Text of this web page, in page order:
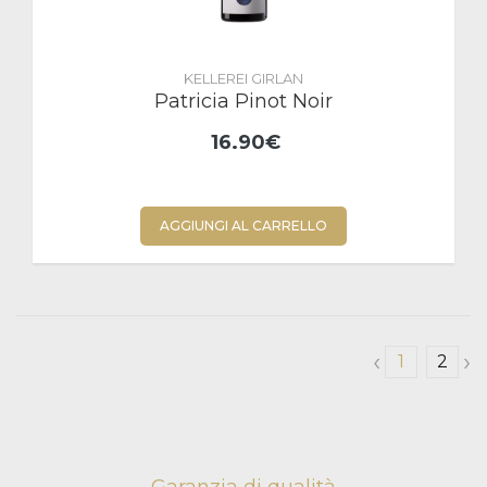
KELLEREI GIRLAN
Patricia Pinot Noir
16.90€
AGGIUNGI AL CARRELLO
‹ 1 2 ›